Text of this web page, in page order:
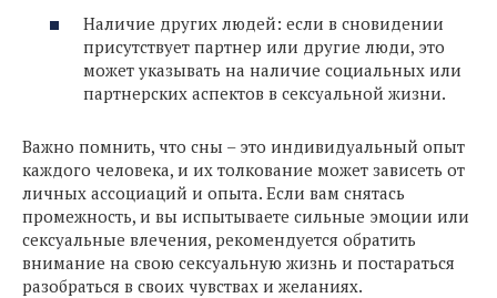
Наличие других людей: если в сновидении
присутствует партнер или другие люди, это
может указывать на наличие социальных или
партнерских аспектов в сексуальной жизни.
Важно помнить, что сны – это индивидуальный опыт
каждого человека, и их толкование может зависеть от
личных ассоциаций и опыта. Если вам снятась
промежность, и вы испытываете сильные эмоции или
сексуальные влечения, рекомендуется обратить
внимание на свою сексуальную жизнь и постараться
разобраться в своих чувствах и желаниях.